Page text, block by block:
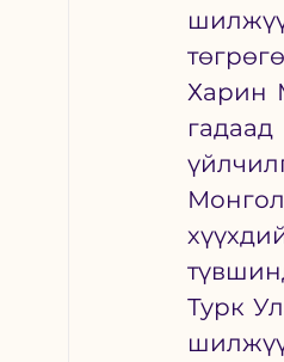
Харин
Турк